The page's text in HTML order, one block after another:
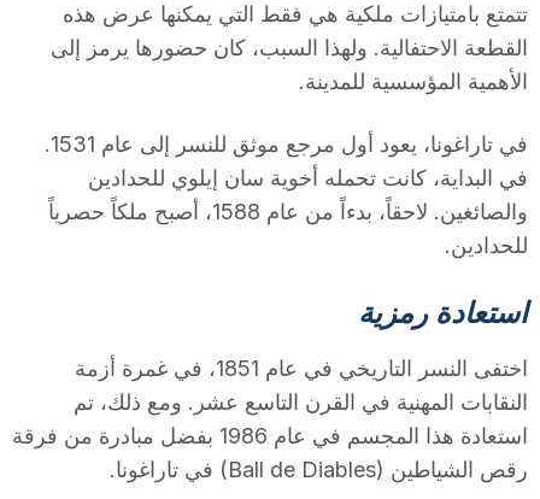
تتمتع بامتيازات ملكية هي فقط التي يمكنها عرض هذه
القطعة الاحتفالية. ولهذا السبب، كان حضورها يرمز إلى
الأهمية المؤسسية للمدينة.
في تاراغونا، يعود أول مرجع موثق للنسر إلى عام 1531.
في البداية، كانت تحمله أخوية سان إيلوي للحدادين
والصائغين. لاحقاً، بدءاً من عام 1588، أصبح ملكاً حصرياً
للحدادين.
استعادة رمزية
اختفى النسر التاريخي في عام 1851، في غمرة أزمة
النقابات المهنية في القرن التاسع عشر. ومع ذلك، تم
استعادة هذا المجسم في عام 1986 بفضل مبادرة من فرقة
رقص الشياطين (Ball de Diables) في تاراغونا.